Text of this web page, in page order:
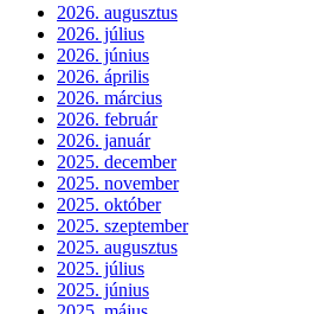
2026. augusztus
2026. július
2026. június
2026. április
2026. március
2026. február
2026. január
2025. december
2025. november
2025. október
2025. szeptember
2025. augusztus
2025. július
2025. június